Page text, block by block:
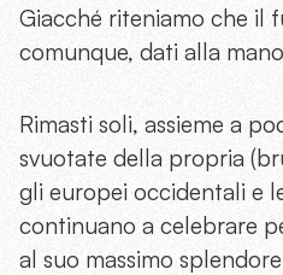
Giacché riteniamo che il
comunque, dati alla
Rimasti soli, assieme a
svuotate della propria
gli europei occidentali e
continuano a celebrare
al suo massimo